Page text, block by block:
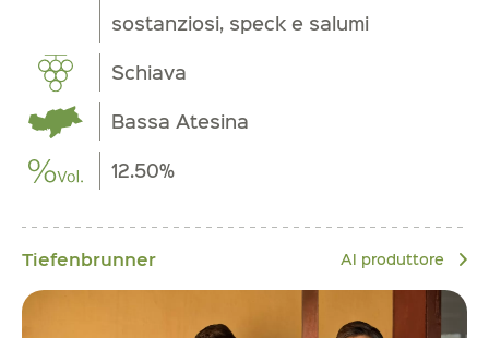
sostanziosi, speck e salumi
Schiava
Bassa Atesina
12.50%
Tiefenbrunner Al produttore